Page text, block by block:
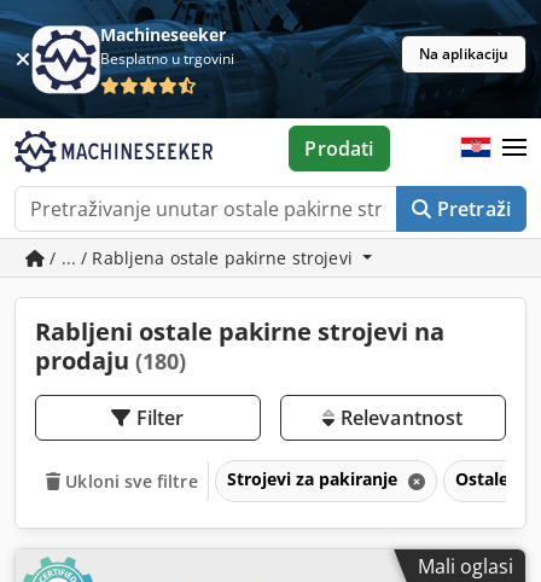
Machineseeker
Besplatno u trgovini Na aplikaciju
Pretraži
Prodati
/ ... / Rabljena ostale pakirne strojevi
Rabljeni ostale pakirne strojevi na
prodaju (180)
Filter Relevantnost
Ukloni sve filtre Strojevi za pakiranje Ostale
Mali oglasi